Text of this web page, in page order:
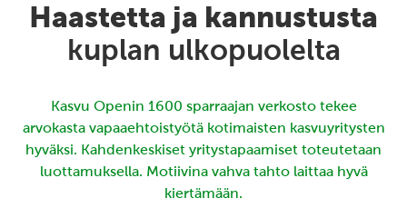
Haastetta ja kannustusta
kuplan ulkopuolelta
Kasvu Openin 1600 sparraajan verkosto tekee
arvokasta vapaaehtoistyötä kotimaisten kasvuyritysten
hyväksi. Kahdenkeskiset yritystapaamiset toteutetaan
luottamuksella. Motiivina vahva tahto laittaa hyvä
kiertämään.